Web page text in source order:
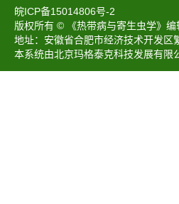
皖ICP备15014806号-2
版权所有 © 《热带病与寄生虫学》编
地址：安徽省合肥市经济技术开发
本系统由北京玛格泰克科技发展有限